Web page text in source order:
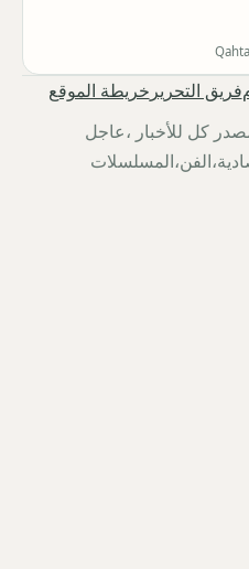
فريق التحرير خريطة الموقع
— مصدر كل للأخبار ،عاجل